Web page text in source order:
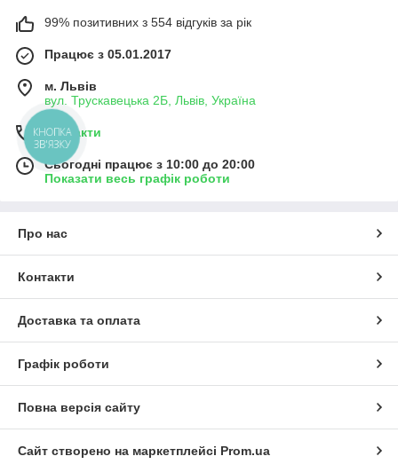
99% позитивних з 554 відгуків за рік
Працює з 05.01.2017
м. Львів
вул. Трускавецька 2Б, Львів, Україна
Контакти
Сьогодні працює з 10:00 до 20:00
Показати весь графік роботи
Про нас
Контакти
Доставка та оплата
Графік роботи
Повна версія сайту
Сайт створено на маркетплейсі Prom.ua
КНОПКА
ЗВ'ЯЗКУ